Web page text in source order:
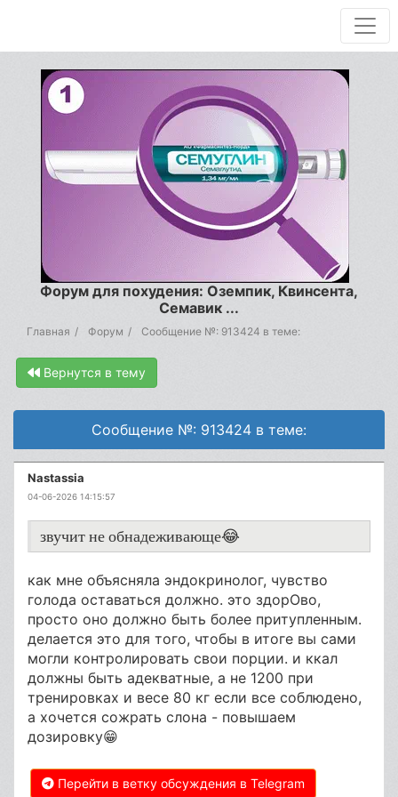
Форум для похудения: Оземпик, Квинсента,
Семавик ...
Главная Форум Сообщение №: 913424 в теме:
Вернутся в тему
Сообщение №: 913424 в теме:
Nastassia
04-06-2026 14:15:57
звучит не обнадеживающе😂
как мне объясняла эндокринолог, чувство
голода оставаться должно. это здорОво,
просто оно должно быть более притупленным.
делается это для того, чтобы в итоге вы сами
могли контролировать свои порции. и ккал
должны быть адекватные, а не 1200 при
тренировках и весе 80 кг если все соблюдено,
а хочется сожрать слона - повышаем
дозировку😁
Перейти в ветку обсуждения в Telegram